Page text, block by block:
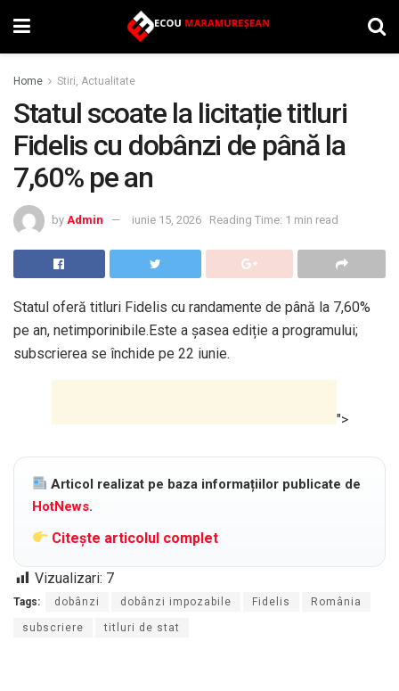
Home Stiri, Actualitate
Statul scoate la licitație titluri
Fidelis cu dobânzi de până la
7,60% pe an
by Admin iunie 15, 2026 Reading Time: 1 min read
Statul oferă titluri Fidelis cu randamente de până la 7,60%
pe an, netimporinibile.Este a șasea ediție a programului;
subscrierea se închide pe 22 iunie.
">
Articol realizat pe baza informațiilor publicate de
HotNews.
Citește articolul complet
Vizualizari: 7
Tags: dobânzi dobânzi impozabile Fidelis România
subscriere titluri de stat